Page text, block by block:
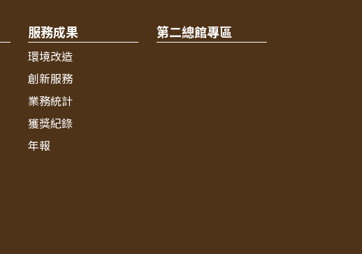
服務成果
環境改造
創新服務
業務統計
獲獎紀錄
年報
第二總館專區